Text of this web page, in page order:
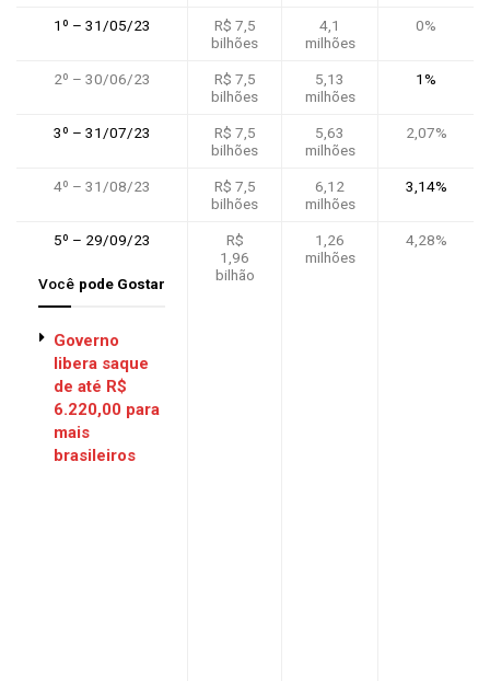
1º – 31/05/23
R$ 7,5
bilhões
4,1
milhões
0%
2º – 30/06/23
R$ 7,5
bilhões
5,13
milhões
1%
3º – 31/07/23
R$ 7,5
bilhões
5,63
milhões
2,07%
4º – 31/08/23
R$ 7,5
bilhões
6,12
milhões
3,14%
5º – 29/09/23
Você pode Gostar
Governo
libera saque
de até R$
6.220,00 para
mais
brasileiros
R$
1,96
bilhão
1,26
milhões
4,28%